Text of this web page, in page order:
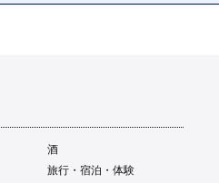
酒
旅行・宿泊・体験